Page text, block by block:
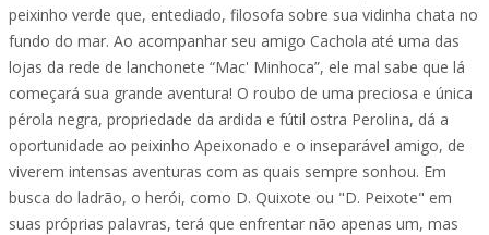
peixinho verde que, entediado, filosofa sobre sua vidinha chata no
fundo do mar. Ao acompanhar seu amigo Cachola até uma das
lojas da rede de lanchonete “Mac' Minhoca”, ele mal sabe que lá
começará sua grande aventura! O roubo de uma preciosa e única
pérola negra, propriedade da ardida e fútil ostra Perolina, dá a
oportunidade ao peixinho Apeixonado e o inseparável amigo, de
viverem intensas aventuras com as quais sempre sonhou. Em
busca do ladrão, o herói, como D. Quixote ou "D. Peixote" em
suas próprias palavras, terá que enfrentar não apenas um, mas